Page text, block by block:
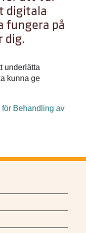
digitala
fungera på
dig.
underlätta
kunna ge
Behandling av